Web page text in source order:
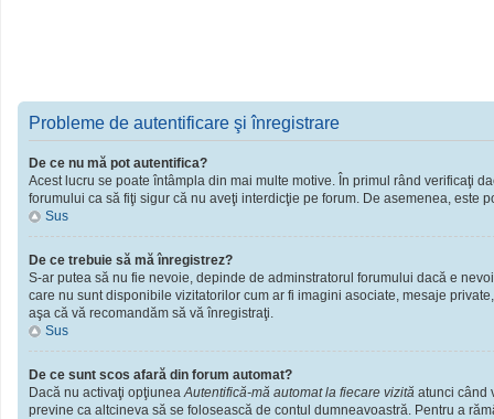
Probleme de autentificare şi înregistrare
De ce nu mă pot autentifica?
Acest lucru se poate întâmpla din mai multe motive. În primul rând verificaţi
forumului ca să fiţi sigur că nu aveţi interdicţie pe forum. De asemenea,
Sus
De ce trebuie să mă înregistrez?
S-ar putea să nu fie nevoie, depinde de adminstratorul forumului dacă e
care nu sunt disponibile vizitatorilor cum ar fi imagini asociate, mesaje
aşa că vă recomandăm să vă înregistraţi.
Sus
De ce sunt scos afară din forum automat?
Dacă nu activaţi opţiuneaAutentifică-mă automat la fiecare vizită atunci când
previne ca altcineva să se folosească de contul dumneavoastră. Pentru a